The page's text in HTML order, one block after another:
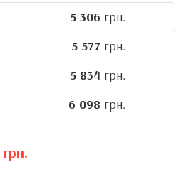
5 306 грн.
5 577 грн.
5 834 грн.
6 098 грн.
грн.